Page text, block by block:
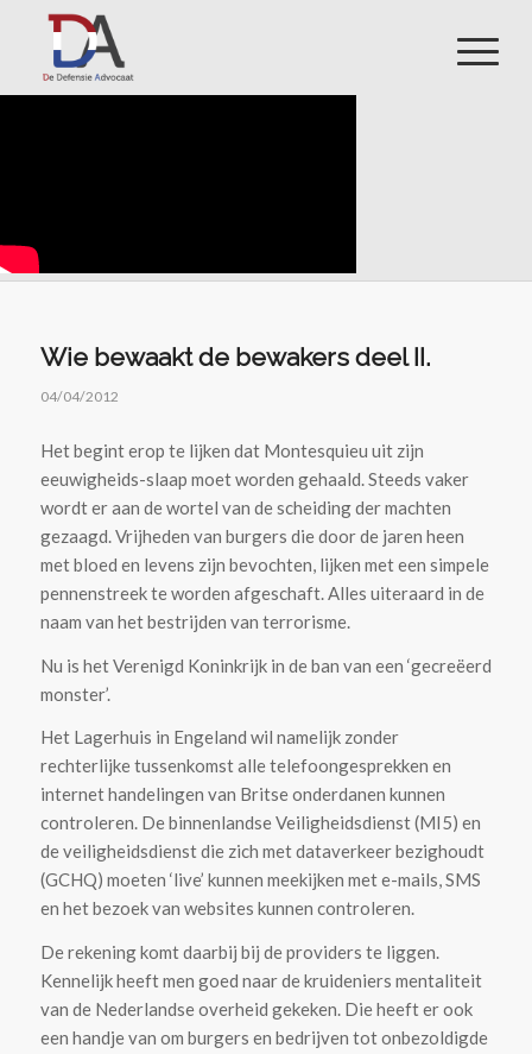
Wie bewaakt de bewakers deel II.
04/04/2012
Het begint erop te lijken dat Montesquieu uit zijn
eeuwigheids-slaap moet worden gehaald. Steeds vaker
wordt er aan de wortel van de scheiding der machten
gezaagd. Vrijheden van burgers die door de jaren heen
met bloed en levens zijn bevochten, lijken met een simpele
pennenstreek te worden afgeschaft. Alles uiteraard in de
naam van het bestrijden van terrorisme.
Nu is het Verenigd Koninkrijk in de ban van een ‘gecreëerd
monster’.
Het Lagerhuis in Engeland wil namelijk zonder
rechterlijke tussenkomst alle telefoongesprekken en
internet handelingen van Britse onderdanen kunnen
controleren. De binnenlandse Veiligheidsdienst (MI5) en
de veiligheidsdienst die zich met dataverkeer bezighoudt
(GCHQ) moeten ‘live’ kunnen meekijken met e-mails, SMS
en het bezoek van websites kunnen controleren.
De rekening komt daarbij bij de providers te liggen.
Kennelijk heeft men goed naar de kruideniers mentaliteit
van de Nederlandse overheid gekeken. Die heeft er ook
een handje van om burgers en bedrijven tot onbezoldigde